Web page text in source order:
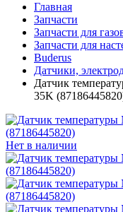
Главная
Запчасти
Запчасти для
Запчасти для
Buderus
Датчики,
Датчик
35K
Нет в наличии